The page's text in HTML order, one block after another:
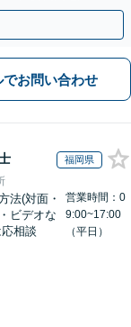
でお問い合わせ
福岡県
法(対面・
ビデオな
応相談
営業時間：0
9:00~17:00
（平日）